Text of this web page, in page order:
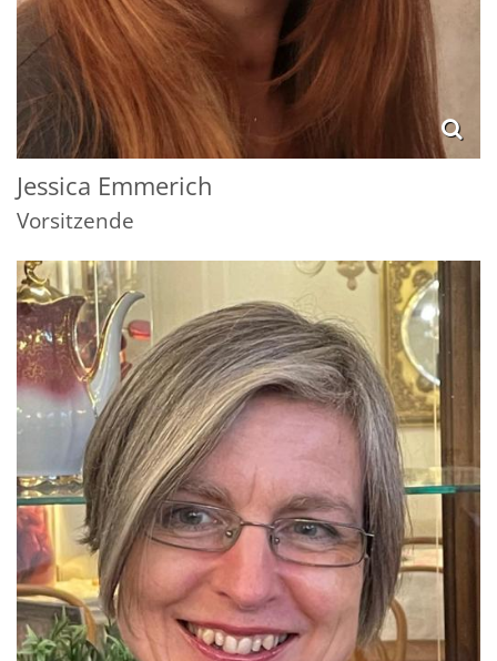
Jessica Emmerich
Vorsitzende